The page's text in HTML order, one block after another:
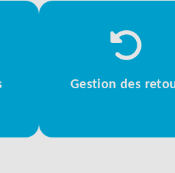
Gestion des